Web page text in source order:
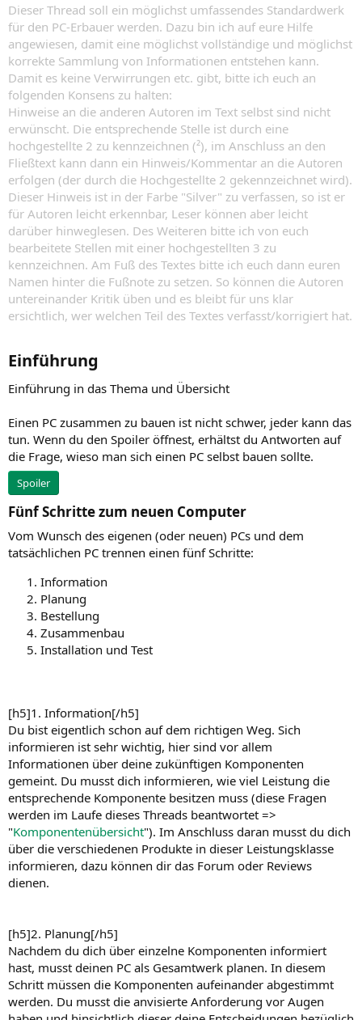
Dieser Thread soll ein möglichst umfassendes Standardwerk
für den PC-Erbauer werden. Dazu bin ich auf eure Hilfe
angewiesen, damit eine möglichst vollständige und möglichst
korrekte Sammlung von Informationen entstehen kann.
Damit es keine Verwirrungen etc. gibt, bitte ich euch an
folgenden Konsens zu halten:
Hinweise an die anderen Autoren im Text selbst sind nicht
erwünscht. Die entsprechende Stelle ist durch eine
hochgestellte 2 zu kennzeichnen (²), im Anschluss an den
Fließtext kann dann ein Hinweis/Kommentar an die Autoren
erfolgen (der durch die Hochgestellte 2 gekennzeichnet wird).
Dieser Hinweis ist in der Farbe "Silver" zu verfassen, so ist er
für Autoren leicht erkennbar, Leser können aber leicht
darüber hinweglesen. Des Weiteren bitte ich von euch
bearbeitete Stellen mit einer hochgestellten 3 zu
kennzeichnen. Am Fuß des Textes bitte ich euch dann euren
Namen hinter die Fußnote zu setzen. So können die Autoren
untereinander Kritik üben und es bleibt für uns klar
ersichtlich, wer welchen Teil des Textes verfasst/korrigiert hat.
Einführung​
Einführung in das Thema und Übersicht
Einen PC zusammen zu bauen ist nicht schwer, jeder kann das
tun. Wenn du den Spoiler öffnest, erhältst du Antworten auf
die Frage, wieso man sich einen PC selbst bauen sollte.
Spoiler
Fünf Schritte zum neuen Computer​
Vom Wunsch des eigenen (oder neuen) PCs und dem
tatsächlichen PC trennen einen fünf Schritte:
Information
Planung
Bestellung
Zusammenbau
Installation und Test
[h5]1. Information[/h5]
Du bist eigentlich schon auf dem richtigen Weg. Sich
informieren ist sehr wichtig, hier sind vor allem
Informationen über deine zukünftigen Komponenten
gemeint. Du musst dich informieren, wie viel Leistung die
entsprechende Komponente besitzen muss (diese Fragen
werden im Laufe dieses Threads beantwortet =>
"Komponentenübersicht"). Im Anschluss daran musst du dich
über die verschiedenen Produkte in dieser Leistungsklasse
informieren, dazu können dir das Forum oder Reviews
dienen.
[h5]2. Planung[/h5]
Nachdem du dich über einzelne Komponenten informiert
hast, musst deinen PC als Gesamtwerk planen. In diesem
Schritt müssen die Komponenten aufeinander abgestimmt
werden. Du musst die anvisierte Anforderung vor Augen